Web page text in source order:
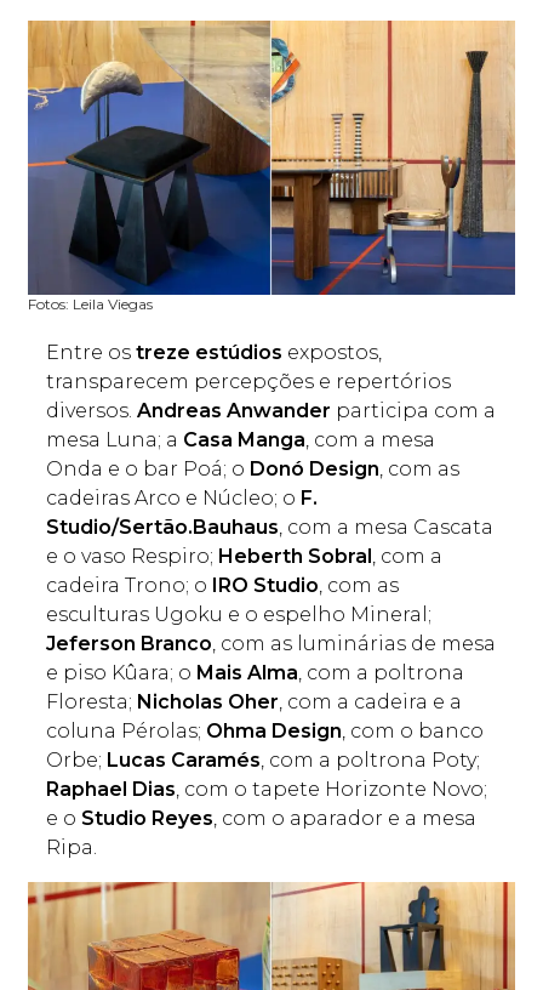
Fotos: Leila Viegas
Entre ostreze estúdios expostos,
transparecem percepções e repertórios
diversos.Andreas Anwander participa com a
mesa Luna; a Casa Manga , com a mesa
Onda e o bar Poá; o Donó Design , com as
cadeiras Arco e Núcleo; o F.
Studio/Sertão.Bauhaus , com a mesa Cascata
e o vaso Respiro; Heberth Sobral , com a
cadeira Trono; o IRO Studio , com as
esculturas Ugoku e o espelho Mineral;
Jeferson Branco , com as luminárias de mesa
e piso Kûara; o Mais Alma , com a poltrona
Floresta; Nicholas Oher , com a cadeira e a
coluna Pérolas; Ohma Design , com o banco
Orbe; Lucas Caramés , com a poltrona Poty;
Raphael Dias , com o tapete Horizonte Novo;
e o Studio Reyes , com o aparador e a mesa
Ripa.